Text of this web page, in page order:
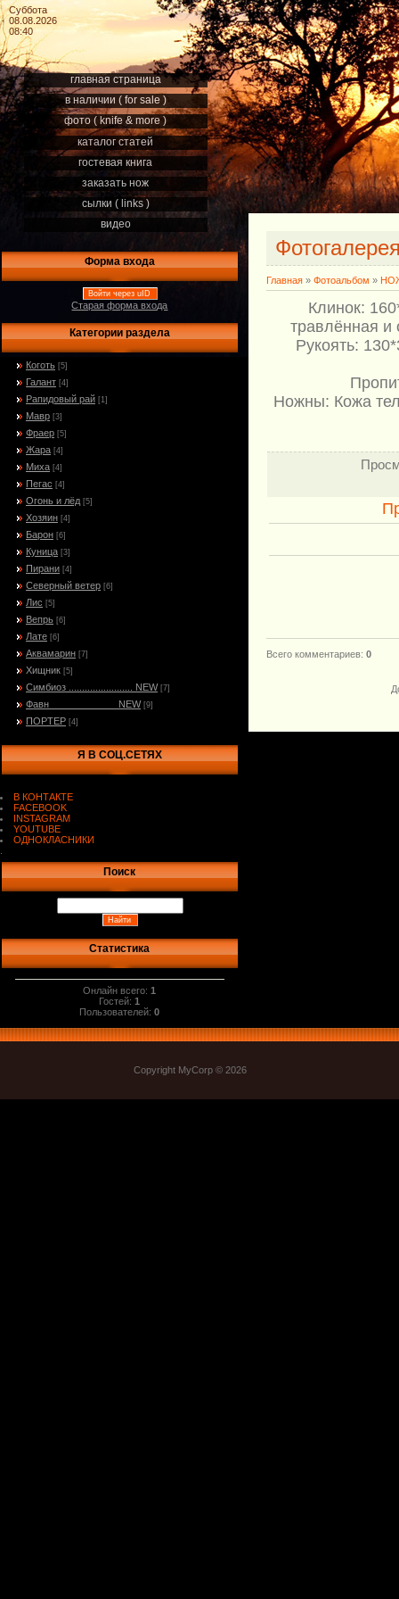
Суббота
08.08.2026
08:40
главная страница
в наличии ( for sale )
фото ( knife & more )
каталог статей
гостевая книга
заказать нож
сылки ( links )
видео
Форма входа
Войти через uID
Старая форма входа
Категории раздела
Коготь [5]
Галант [4]
Рапидовый рай [1]
Мавр [3]
Фраер [5]
Жара [4]
Миха [4]
Пегас [4]
Огонь и лёд [5]
Хозяин [4]
Барон [6]
Куница [3]
Пирани [4]
Северный ветер [6]
Лис [5]
Вепрь [6]
Лате [6]
Аквамарин [7]
Хищник [5]
Симбиоз ........................ NEW [7]
Фавн_____________NEW [9]
ПОРТЕР [4]
Я В СОЦ.СЕТЯХ
В КОНТАКТЕ
FACEBOOK
INSTAGRAM
YOUTUBE
ОДНОКЛАСНИКИ
Поиск
Статистика
Онлайн всего:1
Гостей:1
Пользователей:0
Главная » Фотоальбом »
Клинок:
травлённая
Рукоять:
Ножны: Кожа
Всего комментариев: 0
Copyright MyCorp © 2026